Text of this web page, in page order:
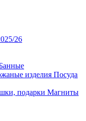
26
изделия Посуда
подарки Магниты